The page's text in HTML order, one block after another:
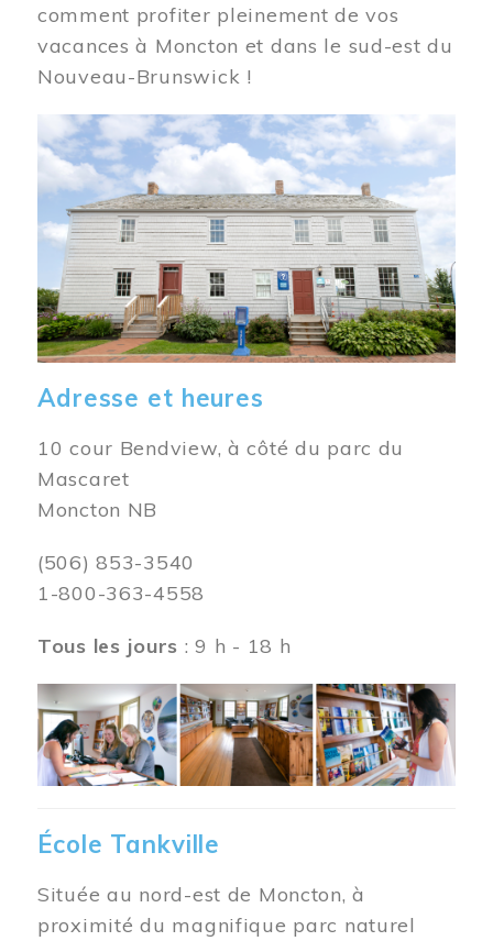
comment profiter pleinement de vos
vacances à Moncton et dans le sud-est du
Nouveau-Brunswick !
Image
Adresse et heures
10 cour Bendview, à côté du parc du
Mascaret
Moncton NB
(506) 853-3540
1-800-363-4558
Tous les jours : 9 h - 18 h
Image
École Tankville
Située au nord-est de Moncton, à
proximité du magnifique parc naturel